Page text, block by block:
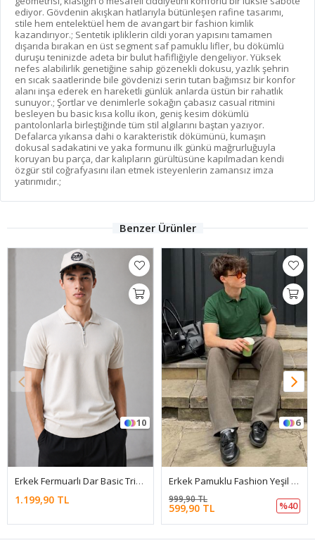
ediyor. Gövdenin akışkan hatlarıyla bütünleşen rafine tasarımı,
stile hem entelektüel hem de avangart bir fashion kimlik
kazandırıyor.; Sentetik ipliklerin cildi yoran yapısını tamamen
dışarıda bırakan en üst segment saf pamuklu lifler, bu dökümlü
duruşu teninizde adeta bir bulut hafifliğiyle dengeliyor. Yüksek
nefes alabilirlik genetiğine sahip gözenekli dokusu, yazlık şehrin
en sıcak saatlerinde bile gövdenizi serin tutan bağımsız bir konfor
alanı inşa ederek en hareketli günlük anlarda üstün bir rahatlık
sunuyor.; Şortlar ve denimlerle sokağın çabasız casual ritmini
besleyen bu basic kısa kollu ikon, geniş kesim dökümlü
pantolonlarla birleştiğinde tüm stil algılarını baştan yazıyor.
Defalarca yıkansa dahi o karakteristik dökümünü, kumaşın
dokusal sadakatini ve yaka formunu ilk günkü mağrurluğuyla
koruyan bu parça, dar kalıpların gürültüsüne kapılmadan kendi
özgür stil coğrafyasını ilan etmek isteyenlerin zamansız imza
yatırımıdır.;
Benzer Ürünler
10
Erkek Fermuarlı Dar Basic Triko Taş Polo Yaka Tişört
1.199,90 TL
6
Erkek Pamuklu Fashion Yeşil Polo Yaka Tişört
599,90 TL
999,90 TL
%40